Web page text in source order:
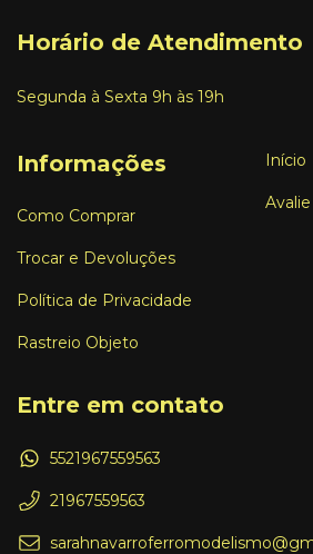
Horário de Atendimento
Segunda à Sexta 9h às 19h
Informações
Como Comprar
Trocar e Devoluções
Política de Privacidade
Rastreio Objeto
Início
Entre em contato
5521967559563
21967559563